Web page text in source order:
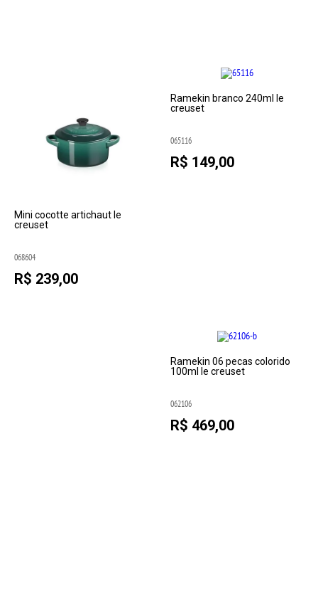
Mini cocotte artichaut le
creuset
068604
R$ 239,00
Ramekin branco 240ml le
creuset
065116
R$ 149,00
Ramekin 06 pecas colorido
100ml le creuset
062106
R$ 469,00